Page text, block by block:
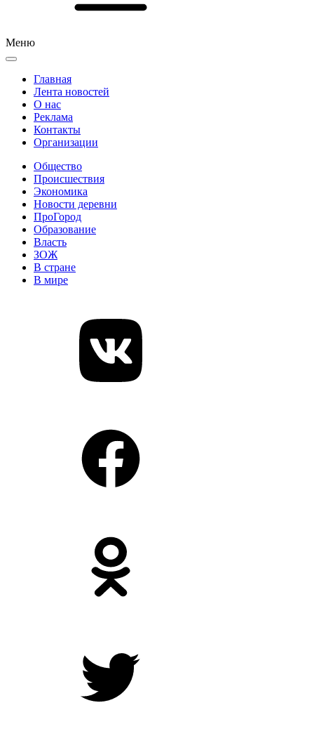
Меню
Главная
Лента новостей
О нас
Реклама
Контакты
Организации
Общество
Происшествия
Экономика
Новости деревни
ПроГород
Образование
Власть
ЗОЖ
В стране
В мире